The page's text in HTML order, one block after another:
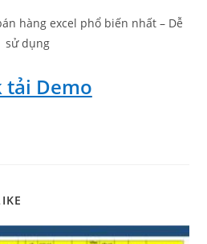
hàng excel phổ biến nhất – Dễ
sử dụng
tải Demo